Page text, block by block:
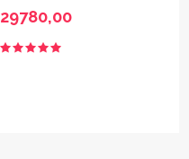
29780,00